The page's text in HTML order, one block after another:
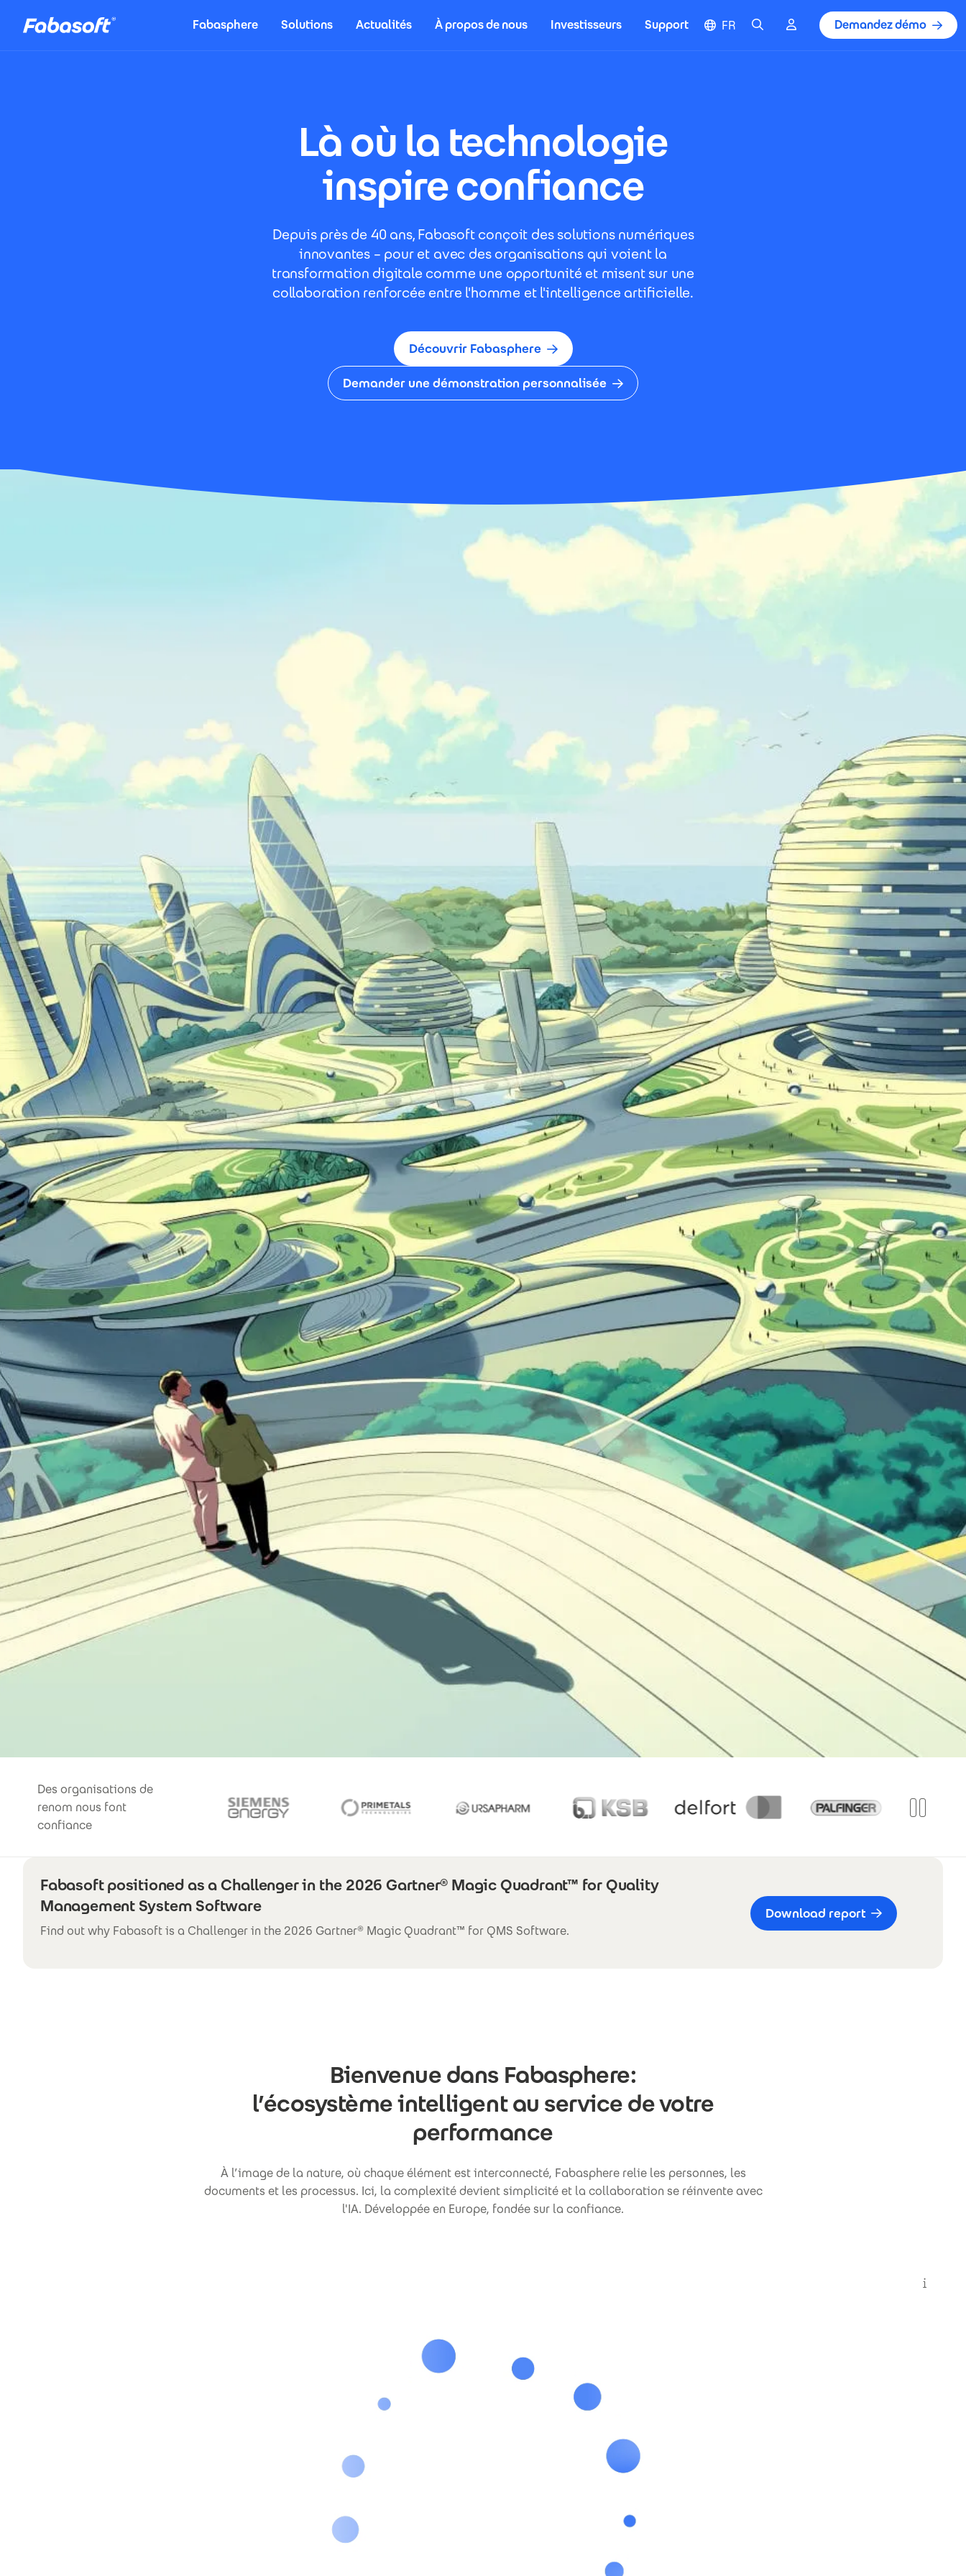
Fabasphere
Solutions Actualités À propos de nous Investisseurs Support FR ChercheCloud Demandez démo
Là où la technologie
inspire confiance
Depuis près de 40 ans, Fabasoft conçoit des solutions numériques
innovantes – pour et avec des organisations qui voient la
transformation digitale comme une opportunité et misent sur une
collaboration renforcée entre l'homme et l'intelligence artificielle.
Découvrir Fabasphere
Demander une démonstration personnalisée
Des organisations de
renom nous font
confiance
Fabasoft positioned as a Challenger in the 2026 Gartner® Magic Quadrant™ for Quality
Management System Software
Find out why Fabasoft is a Challenger in the 2026 Gartner® Magic Quadrant™ for QMS Software.
Download report
Bienvenue dans Fabasphere:
l’écosystème intelligent au service de votre
performance
À l’image de la nature, où chaque élément est interconnecté, Fabasphere relie les personnes, les
documents et les processus. Ici, la complexité devient simplicité et la collaboration se réinvente avec
l'IA. Développée en Europe, fondée sur la confiance.